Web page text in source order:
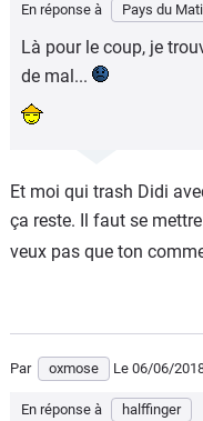
En réponse à Pays du
Là pour le coup, je
de mal...
Et moi qui trash Didi
ça reste. Il faut se
veux pas que ton
Par oxmose Le 06/06/
En réponse à halffinger